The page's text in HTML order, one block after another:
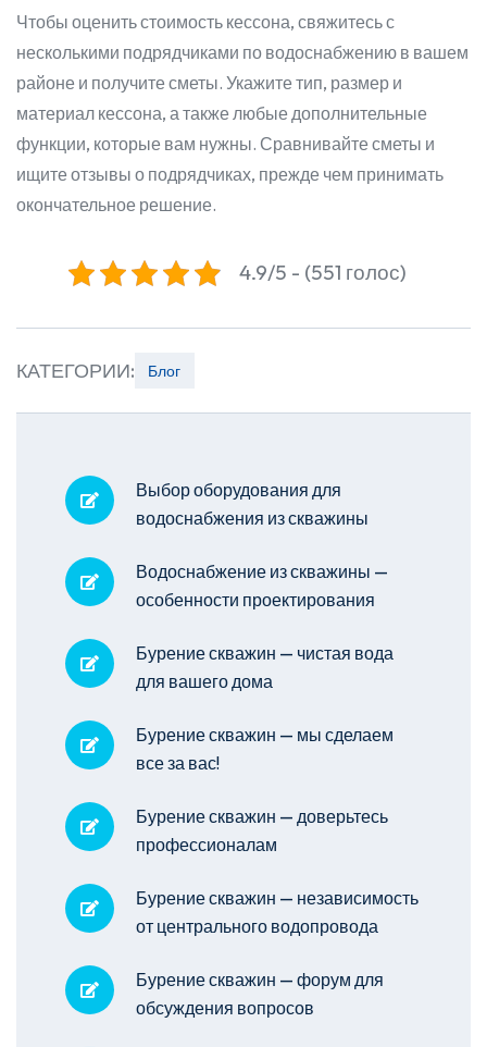
Чтобы оценить стоимость кессона, свяжитесь с
несколькими подрядчиками по водоснабжению в вашем
районе и получите сметы. Укажите тип, размер и
материал кессона, а также любые дополнительные
функции, которые вам нужны. Сравнивайте сметы и
ищите отзывы о подрядчиках, прежде чем принимать
окончательное решение.
4.9/5 - (551 голос)
КАТЕГОРИИ: Блог
Выбор оборудования для
водоснабжения из скважины
Водоснабжение из скважины —
особенности проектирования
Бурение скважин — чистая вода
для вашего дома
Бурение скважин — мы сделаем
все за вас!
Бурение скважин — доверьтесь
профессионалам
Бурение скважин — независимость
от центрального водопровода
Бурение скважин — форум для
обсуждения вопросов